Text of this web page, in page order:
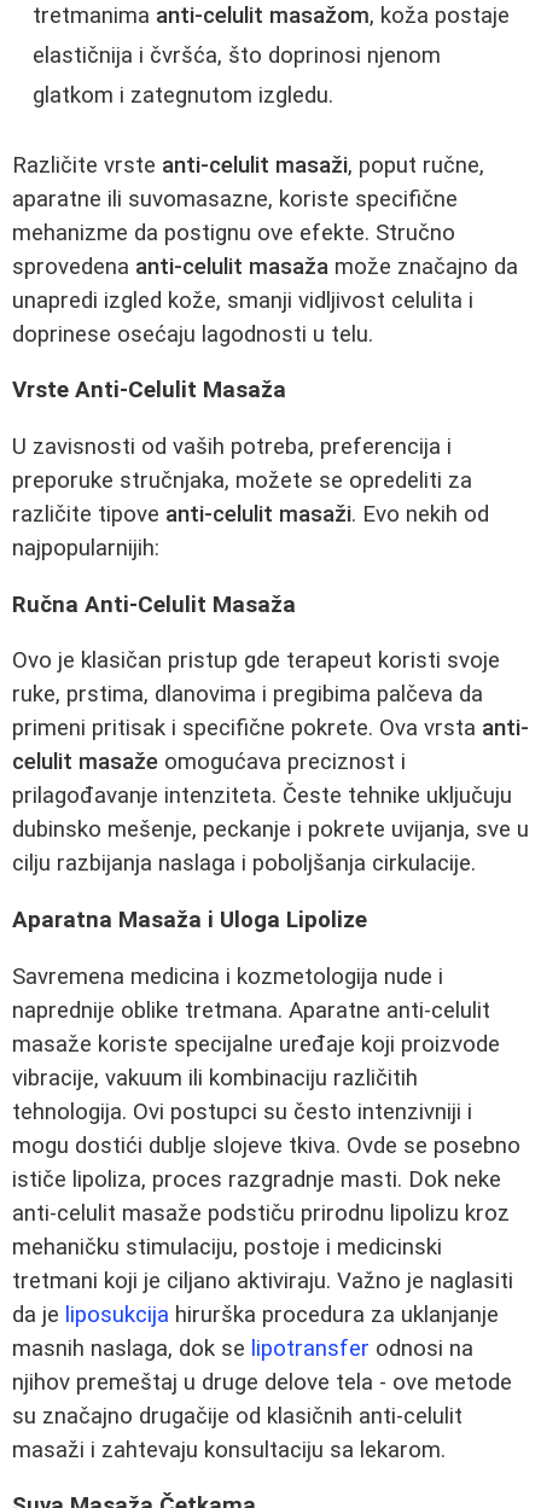
tretmanima anti-celulit masažom, koža postaje
elastičnija i čvršća, što doprinosi njenom
glatkom i zategnutom izgledu.
Različite vrste anti-celulit masaži, poput ručne,
aparatne ili suvomasazne, koriste specifične
mehanizme da postignu ove efekte. Stručno
sprovedena anti-celulit masaža može značajno da
unapredi izgled kože, smanji vidljivost celulita i
doprinese osećaju lagodnosti u telu.
Vrste Anti-Celulit Masaža
U zavisnosti od vaših potreba, preferencija i
preporuke stručnjaka, možete se opredeliti za
različite tipove anti-celulit masaži. Evo nekih od
najpopularnijih:
Ručna Anti-Celulit Masaža
Ovo je klasičan pristup gde terapeut koristi svoje
ruke, prstima, dlanovima i pregibima palčeva da
primeni pritisak i specifične pokrete. Ova vrsta anti-
celulit masaže omogućava preciznost i
prilagođavanje intenziteta. Česte tehnike uključuju
dubinsko mešenje, peckanje i pokrete uvijanja, sve u
cilju razbijanja naslaga i poboljšanja cirkulacije.
Aparatna Masaža i Uloga Lipolize
Savremena medicina i kozmetologija nude i
naprednije oblike tretmana. Aparatne anti-celulit
masaže koriste specijalne uređaje koji proizvode
vibracije, vakuum ili kombinaciju različitih
tehnologija. Ovi postupci su često intenzivniji i
mogu dostići dublje slojeve tkiva. Ovde se posebno
ističe lipoliza, proces razgradnje masti. Dok neke
anti-celulit masaže podstiču prirodnu lipolizu kroz
mehaničku stimulaciju, postoje i medicinski
tretmani koji je ciljano aktiviraju. Važno je naglasiti
da je liposukcija hirurška procedura za uklanjanje
masnih naslaga, dok se lipotransfer odnosi na
njihov premeštaj u druge delove tela - ove metode
su značajno drugačije od klasičnih anti-celulit
masaži i zahtevaju konsultaciju sa lekarom.